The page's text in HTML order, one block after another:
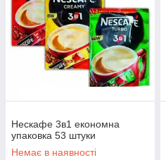
Нескафе 3в1 економна
упаковка 53 штуки
Немає в наявності